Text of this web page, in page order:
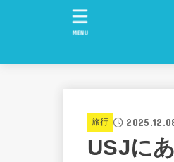
MENU
旅行
USJに